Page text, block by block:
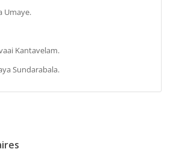
Umaye.
Kantavelam.
Sundarabala.